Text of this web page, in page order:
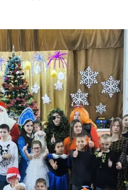
ГОДОМ